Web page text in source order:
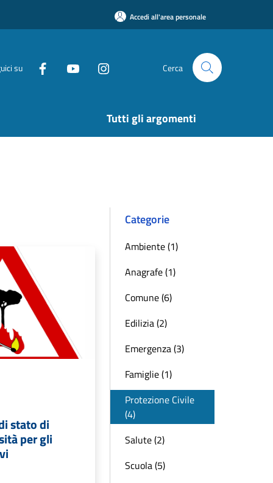
Accedi all'area personale
su Cerca
Tutti gli argomenti
stato di
per gli
Categorie
Ambiente (1)
Anagrafe (1)
Comune (6)
Edilizia (2)
Emergenza (3)
Famiglie (1)
Protezione Civile
(4)
Salute (2)
Scuola (5)